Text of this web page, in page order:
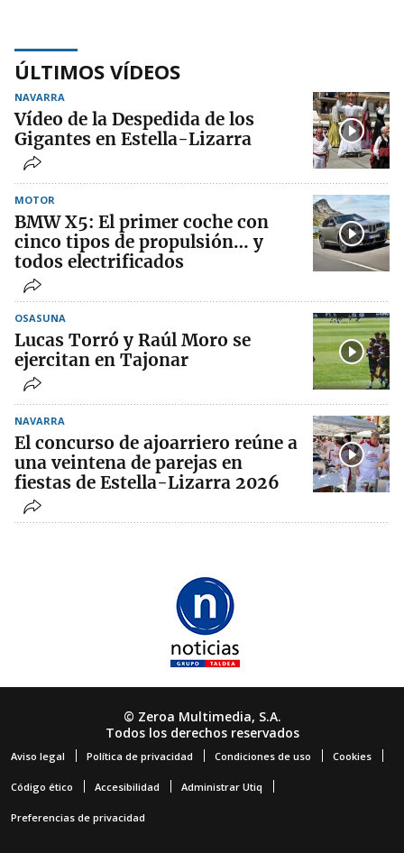
ÚLTIMOS VÍDEOS
NAVARRA
Vídeo de la Despedida de los
Gigantes en Estella-Lizarra
MOTOR
BMW X5: El primer coche con
cinco tipos de propulsión… y
todos electrificados
OSASUNA
Lucas Torró y Raúl Moro se
ejercitan en Tajonar
NAVARRA
El concurso de ajoarriero reúne a
una veintena de parejas en
fiestas de Estella-Lizarra 2026
© Zeroa Multimedia, S.A.
Todos los derechos reservados
Aviso legal Política de privacidad Condiciones de uso Cookies
Código ético Accesibilidad Administrar Utiq
Preferencias de privacidad